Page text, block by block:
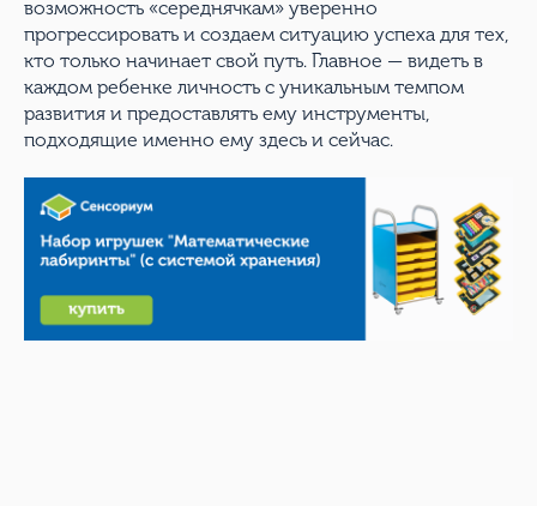
возможность «середнячкам» уверенно
прогрессировать и создаем ситуацию успеха для тех,
кто только начинает свой путь. Главное — видеть в
каждом ребенке личность с уникальным темпом
развития и предоставлять ему инструменты,
подходящие именно ему здесь и сейчас.